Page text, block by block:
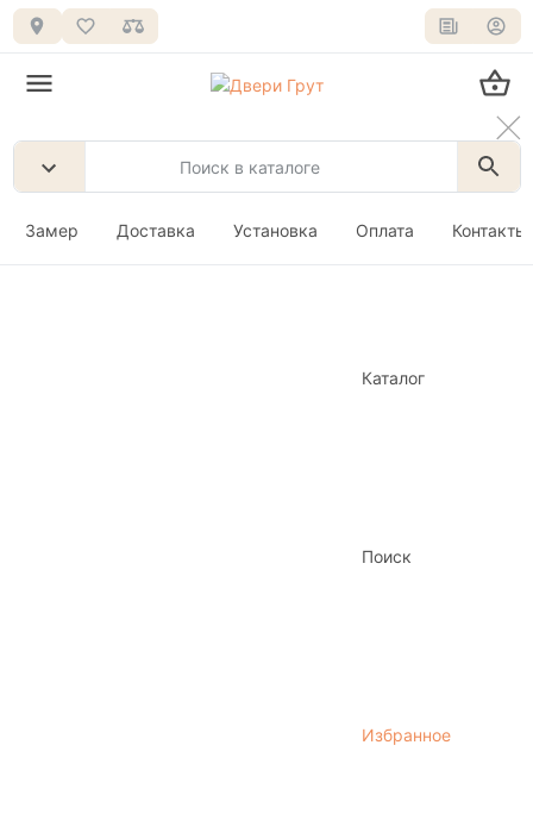
Замер Доставка Установка Оплата Контакты
Каталог
Поиск
Избранное